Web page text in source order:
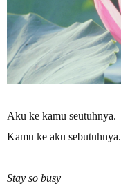
Aku ke kamu seutuhnya.
Kamu ke aku sebutuhnya.
Stay so busy